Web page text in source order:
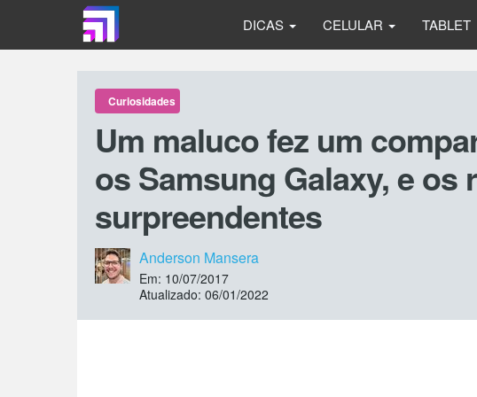
DICAS CELULAR TABLET
Curiosidades
Um maluco fez um
os Samsung Galaxy, e os
surpreendentes
Anderson Mansera
Em: 10/07/2017
Atualizado: 06/01/2022